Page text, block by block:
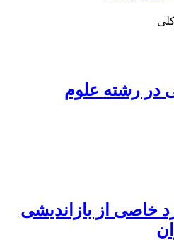
در رشته علوم
خاصی از بازاندیشی